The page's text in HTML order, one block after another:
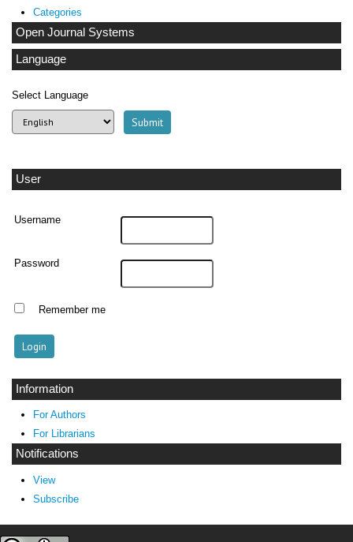
Categories
Open Journal Systems
Language
Select Language
User
Username
Password
Remember me
Information
For Authors
For Librarians
Notifications
View
Subscribe